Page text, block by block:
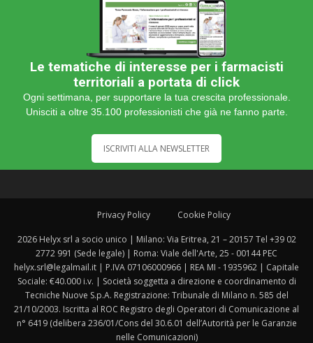
Le tematiche di interesse per i farmacisti
territoriali a portata di click
Ogni settimana, per supportare la tua crescita professionale.
Unisciti a oltre 35.100 professionisti che già ne fanno parte.
ISCRIVITI ALLA NEWSLETTER
Privacy Policy Cookie Policy
2026 Helyx srl a socio unico | Milano: Via Eritrea, 21 – 20157 Tel +39 02
2772 991 (Sede legale) | Roma: Viale dell'Arte, 25 - 00144 PEC
helyx.srl@legalmail.it | P.IVA 07106000966 | REA MI - 1935962 | Capitale
Sociale: €40.000 i.v. | Società soggetta a direzione e coordinamento di
Tecniche Nuove S.p.A. Registrazione: Tribunale di Milano n. 585 del
21/10/2003. Iscritta al ROC Registro degli Operatori di Comunicazione al
n° 6419 (delibera 236/01/Cons del 30.6.01 dell’Autorità per le Garanzie
nelle Comunicazioni)